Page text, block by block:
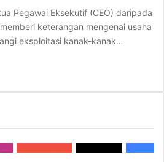
Pegawai Eksekutif (CEO) daripada
keterangan mengenai usaha
eksploitasi kanak-kanak…